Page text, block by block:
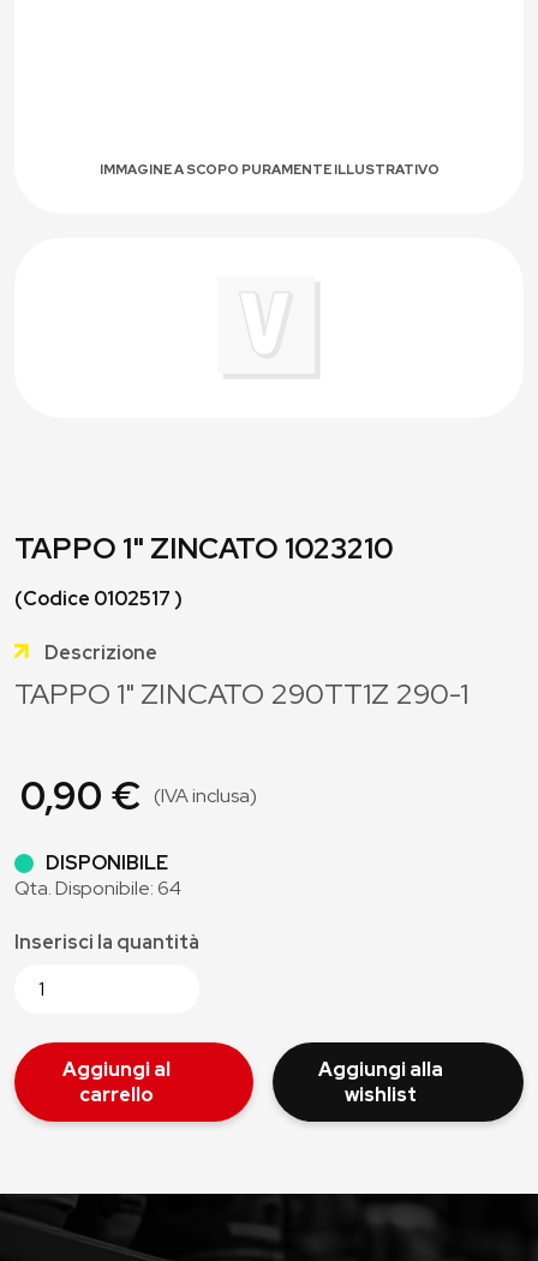
IMMAGINE A SCOPO PURAMENTE ILLUSTRATIVO
TAPPO 1" ZINCATO 1023210
(Codice 0102517 )
Descrizione
TAPPO 1" ZINCATO 290TT1Z 290-1
0,90 € (IVA inclusa)
DISPONIBILE
Qta. Disponibile: 64
Inserisci la quantità
Aggiungi al
carrello
Aggiungi alla
wishlist